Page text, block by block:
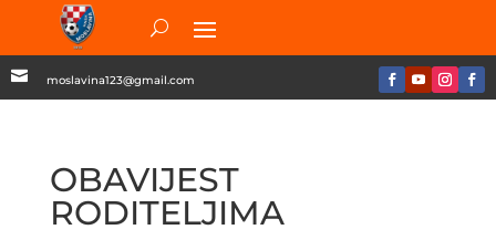
 moslavina123@gmail.com
OBAVIJEST
RODITELJIMA